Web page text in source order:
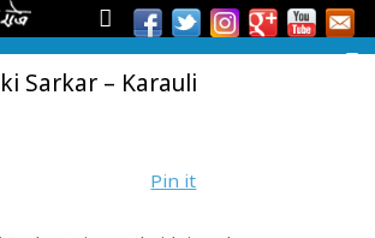
Sarkar – Karauli
Pin it